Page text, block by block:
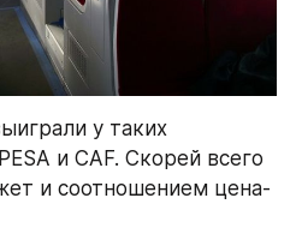
у таких
и CAF. Скорей всего
и соотношением цена-